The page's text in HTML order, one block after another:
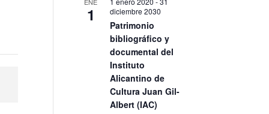
1
diciembre 2030
Patrimonio
bibliográfico y
documental del
Instituto
Alicantino de
Cultura Juan Gil-
Albert (IAC)